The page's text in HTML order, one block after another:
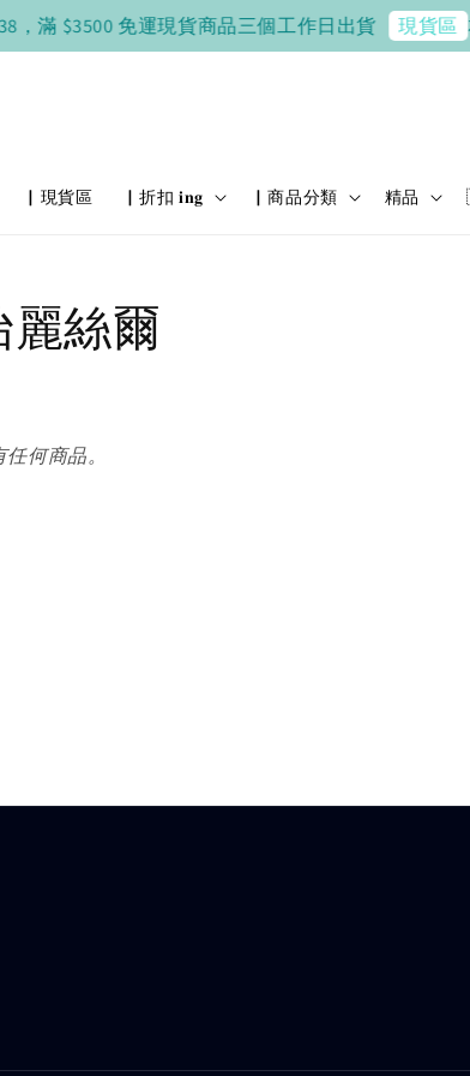
，滿 $3500 免運現貨商品三個工作日出貨 現貨區
▏現貨區 ▏折扣 𝐢𝐧𝐠 ▏商品分類 精品
麗絲爾
何商品。